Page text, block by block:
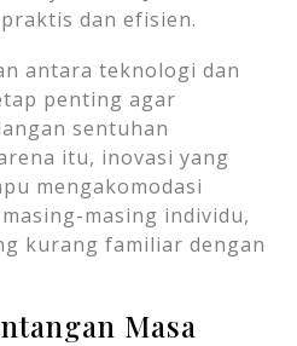
dan efisien.
antara teknologi dan
penting agar
sentuhan
itu, inovasi yang
mengakomodasi
masing individu,
kurang familiar dengan
Masa